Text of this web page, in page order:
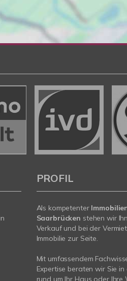
PROFIL
Als kompetenter
Saarbrücken stehen wir
Verkauf und bei der
Immobilie zur Seite.
Mit umfassendem
Expertise beraten wir Sie in
rund um Ihr Haus oder Ihre